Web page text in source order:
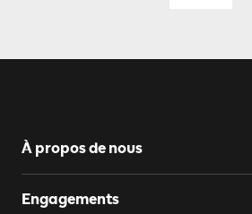
À propos de nous
Engagements